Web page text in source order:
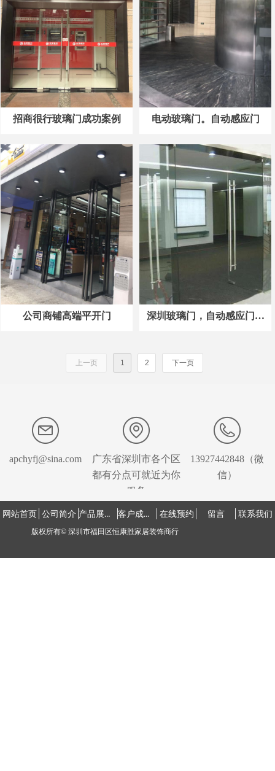
招商很行玻璃门成功案例 电动玻璃门。自动感应门
公司商铺高端平开门
深圳玻璃门，自动感应门，
复合门，旋转门，入户高端
上一页 1 2 下一页
网站首页 公司简介 产品展示中心 客户成功案例 在线预约 留言 联系我们
版权所有© 深圳市福田区恒康胜家居装饰商行
apchyfj@sina.com
广东省深圳市各个区
都有分点可就近为你
服务
13927442848（微
信）